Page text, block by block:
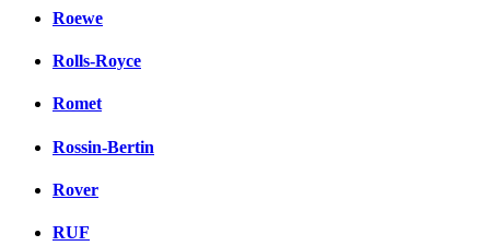
Roewe
Rolls-Royce
Romet
Rossin-Bertin
Rover
RUF